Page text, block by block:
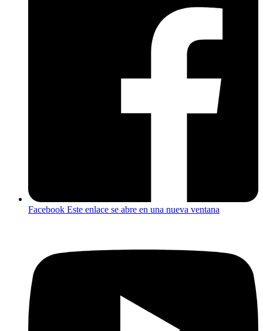
Facebook Este enlace se abre en una nueva ventana